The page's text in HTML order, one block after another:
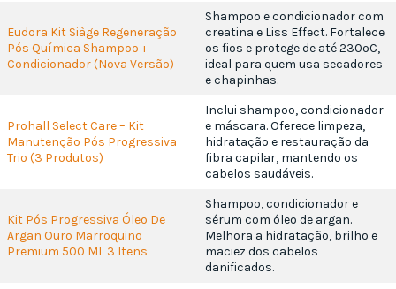
Eudora Kit Siàge Regeneração
Pós Química Shampoo +
Condicionador (Nova Versão)
Shampoo e condicionador com
creatina e Liss Effect. Fortalece
os fios e protege de até 230ºC,
ideal para quem usa secadores
e chapinhas.
Prohall Select Care – Kit
Manutenção Pós Progressiva
Trio (3 Produtos)
Inclui shampoo, condicionador
e máscara. Oferece limpeza,
hidratação e restauração da
fibra capilar, mantendo os
cabelos saudáveis.
Kit Pós Progressiva Óleo De
Argan Ouro Marroquino
Premium 500 ML 3 Itens
Shampoo, condicionador e
sérum com óleo de argan.
Melhora a hidratação, brilho e
maciez dos cabelos
danificados.